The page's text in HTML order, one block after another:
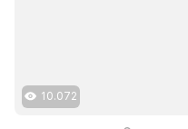
10.072